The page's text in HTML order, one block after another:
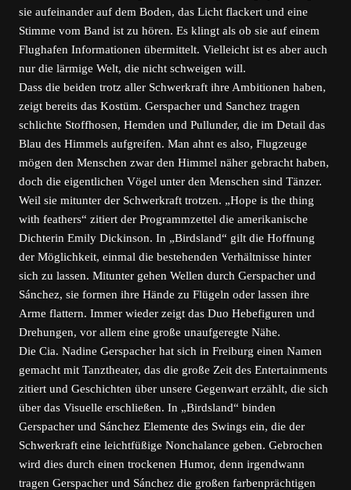
sie aufeinander auf dem Boden, das Licht flackert und eine
Stimme vom Band ist zu hören. Es klingt als ob sie auf einem
Flughafen Informationen übermittelt. Vielleicht ist es aber auch
nur die lärmige Welt, die nicht schweigen will.
Dass die beiden trotz aller Schwerkraft ihre Ambitionen haben,
zeigt bereits das Kostüm. Gerspacher und Sanchez tragen
schlichte Stoffhosen, Hemden und Pullunder, die im Detail das
Blau des Himmels aufgreifen. Man ahnt es also, Flugzeuge
mögen den Menschen zwar den Himmel näher gebracht haben,
doch die eigentlichen Vögel unter den Menschen sind Tänzer.
Weil sie mitunter der Schwerkraft trotzen. „Hope is the thing
with feathers“ zitiert der Programmzettel die amerikanische
Dichterin Emily Dickinson. In „Birdsland“ gilt die Hoffnung
der Möglichkeit, einmal die bestehenden Verhältnisse hinter
sich zu lassen. Mitunter gehen Wellen durch Gerspacher und
Sánchez, sie formen ihre Hände zu Flügeln oder lassen ihre
Arme flattern. Immer wieder zeigt das Duo Hebefiguren und
Drehungen, vor allem eine große unaufgeregte Nähe.
Die Cia. Nadine Gerspacher hat sich in Freiburg einen Namen
gemacht mit Tanztheater, das die große Zeit des Entertainments
zitiert und Geschichten über unsere Gegenwart erzählt, die sich
über das Visuelle erschließen. In „Birdsland“ binden
Gerspacher und Sánchez Elemente des Swings ein, die der
Schwerkraft eine leichtfüßige Nonchalance geben. Gebrochen
wird dies durch einen trockenen Humor, denn irgendwann
tragen Gerspacher und Sánchez die großen farbenprächtigen